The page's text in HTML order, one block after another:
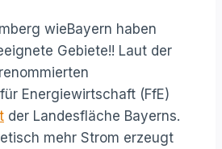
wieBayern haben
Gebiete!! Laut der
Energiewirtschaft (FfE)
der Landesfläche Bayerns.
mehr Strom erzeugt